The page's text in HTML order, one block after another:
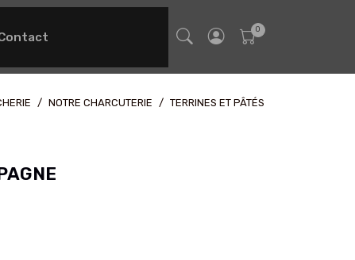
NOTRE CHARCUTERIE TERRINES ET PÂTÉS